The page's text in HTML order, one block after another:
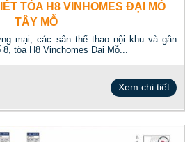
TÒA H8 VINHOMES ĐẠI MỖ
TÂY MỖ
mại, các sân thể thao nội khu và gần
tòa H8 Vinchomes Đại Mỗ...
Xem chi tiết